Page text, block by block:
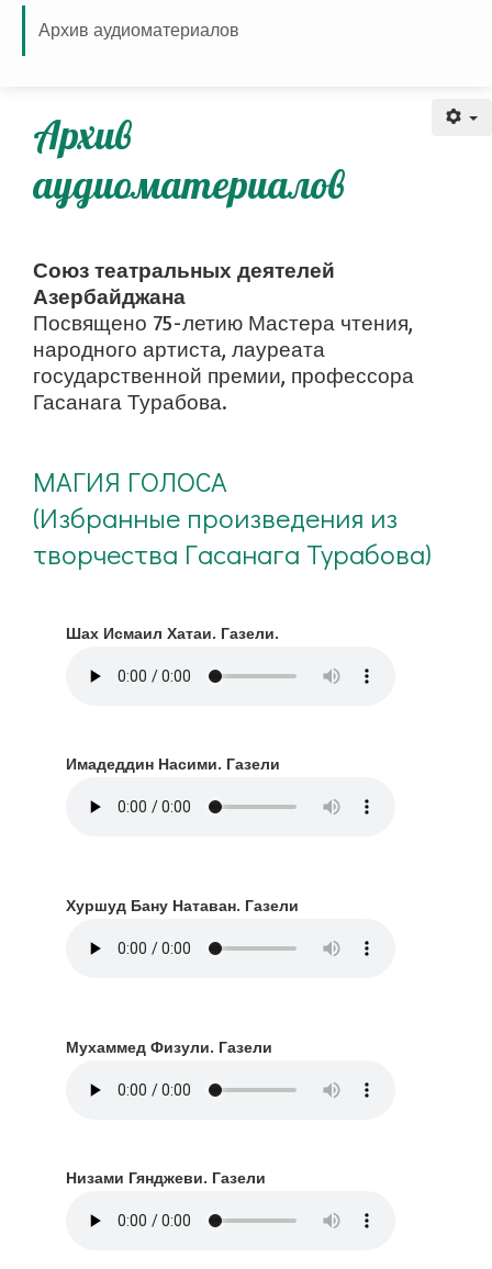
Архив аудиоматериалов
Архив
аудиоматериалов
Союз театральных деятелей
Азербайджана
Посвящено 75-летию Мастера чтения,
народного артиста, лауреата
государственной премии, профессора
Гасанага Турабова.
МАГИЯ ГОЛОСА
(Избранные произведения из
творчества Гасанага Турабова)
Шах Исмаил Хатаи. Газели.
Имадеддин Насими. Газели
Хуршуд Бану Натаван. Газели
Мухаммед Физули. Газели
Низами Гянджеви. Газели